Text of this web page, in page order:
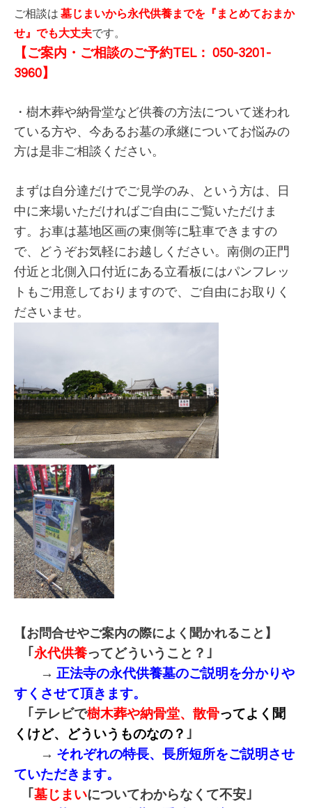
ご相談は 墓じまいから永代供養までを『まとめておまか
せ』でも大丈夫です。
【ご案内・ご相談のご予約TEL： 050-3201-
3960】
・樹木葬や納骨堂など供養の方法について迷われ
ている方や、今あるお墓の承継についてお悩みの
方は是非ご相談ください。
まずは自分達だけでご見学のみ、という方は、日
中に来場いただければご自由にご覧いただけま
す。お車は墓地区画の東側等に駐車できますの
で、どうぞお気軽にお越しください。南側の正門
付近と北側入口付近にある立看板にはパンフレッ
トもご用意しておりますので、ご自由にお取りく
ださいませ。
【お問合せやご案内の際によく聞かれること】
｢ 永代供養ってどういうこと？｣
→ 正法寺の永代供養墓のご説明を分かりや
すくさせて頂きます。
｢テレビで樹木葬や納骨堂、散骨ってよく聞
くけど、どういうものなの？ ｣
→ それぞれの特長、長所短所をご説明させ
ていただきます。
｢ 墓じまいについてわからなくて不安｣